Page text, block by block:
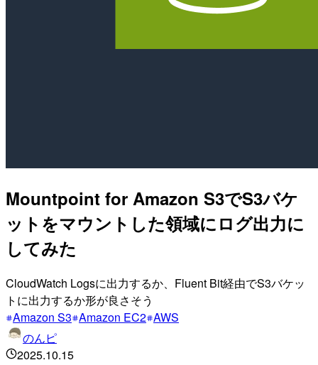
Mountpoint for Amazon S3でS3バケ
ットをマウントした領域にログ出力に
してみた
CloudWatch Logsに出力するか、Fluent Bit経由でS3バケッ
トに出力するか形が良さそう
Amazon S3 Amazon EC2 AWS
のんピ
2025.10.15